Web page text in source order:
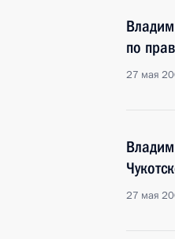
по
27 мая
27 мая